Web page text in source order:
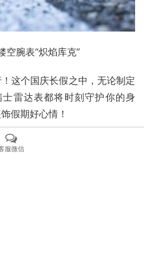
腕表“炽焰库克”
这个国庆长假之中，无论制定
雷达表都将时刻守护你的身
假期好心情！
VS帝舵，你更会选择哪个？
服微信